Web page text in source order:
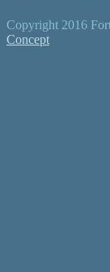
Copyright 2016
Concept